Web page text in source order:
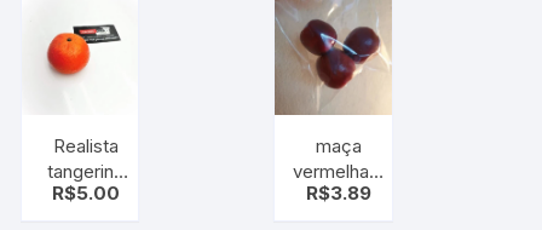
Realista
tangerina
artificial
R$5.00
maça
vermelha –
Importada
R$3.89